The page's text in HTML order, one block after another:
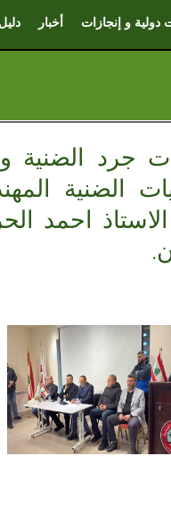
دولية و إنجازات أخبار
جرد الضنية
الضنية
احمد